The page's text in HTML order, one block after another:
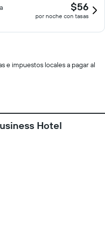
$56
por noche con tasas
e impuestos locales a pagar al
Hotel